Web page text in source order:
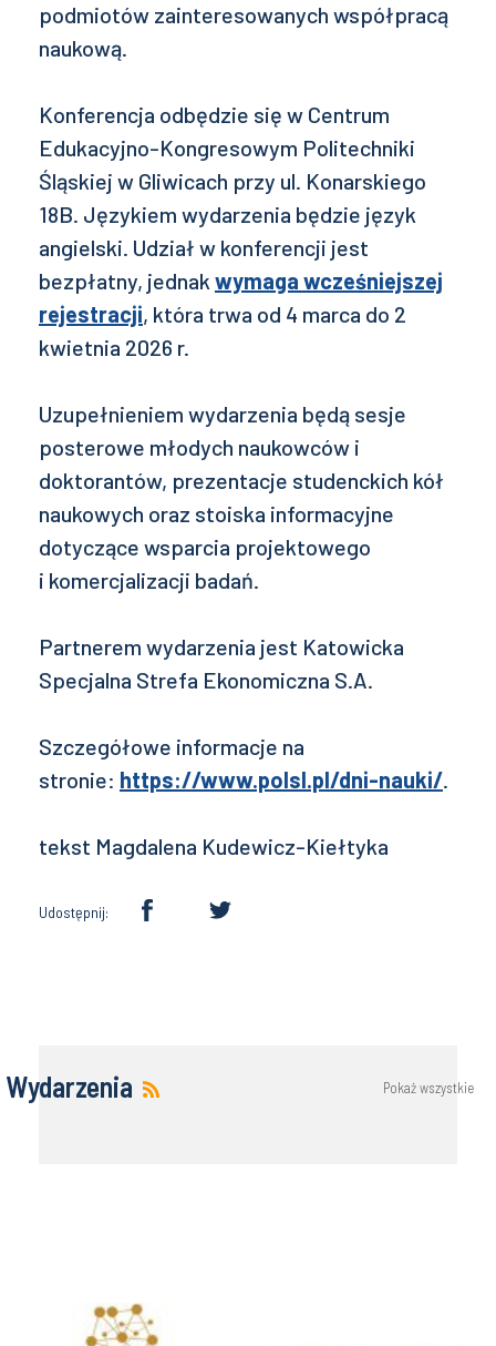
podmiotów zainteresowanych współpracą
naukową.
Konferencja odbędzie się w Centrum
Edukacyjno-Kongresowym Politechniki
Śląskiej w Gliwicach przy ul. Konarskiego
18B. Językiem wydarzenia będzie język
angielski. Udział w konferencji jest
bezpłatny, jednak wymaga wcześniejszej
rejestracji, która trwa od 4 marca do 2
kwietnia 2026 r.
Uzupełnieniem wydarzenia będą sesje
posterowe młodych naukowców i
doktorantów, prezentacje studenckich kół
naukowych oraz stoiska informacyjne
dotyczące wsparcia projektowego
i komercjalizacji badań.
Partnerem wydarzenia jest Katowicka
Specjalna Strefa Ekonomiczna S.A.
Szczegółowe informacje na
stronie: https://www.polsl.pl/dni-nauki/.
tekst Magdalena Kudewicz-Kiełtyka
Udostępnij:
Wydarzenia Pokaż wszystkie